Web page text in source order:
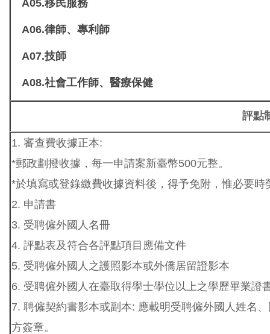
A05.移民服務
A06.律師、專利師
A07.技師
A08.社會工作師、醫療保健
評點
1. 審查費收據正本:
*郵政劃撥收據，每一申請案新臺幣500元整。
*於填寫或登錄繳費收據資料後，得予免附，惟必要
2. 申請書
3. 受聘僱外國人名冊
4. 評點表及符合各評點項目應備文件
5. 受聘僱外國人之護照影本或外僑居留證影本
6. 受聘僱外國人在臺取得學士學位以上之學歷畢業證
7. 聘僱契約書影本或副本: 應載明受聘僱外國人姓名
方簽章。